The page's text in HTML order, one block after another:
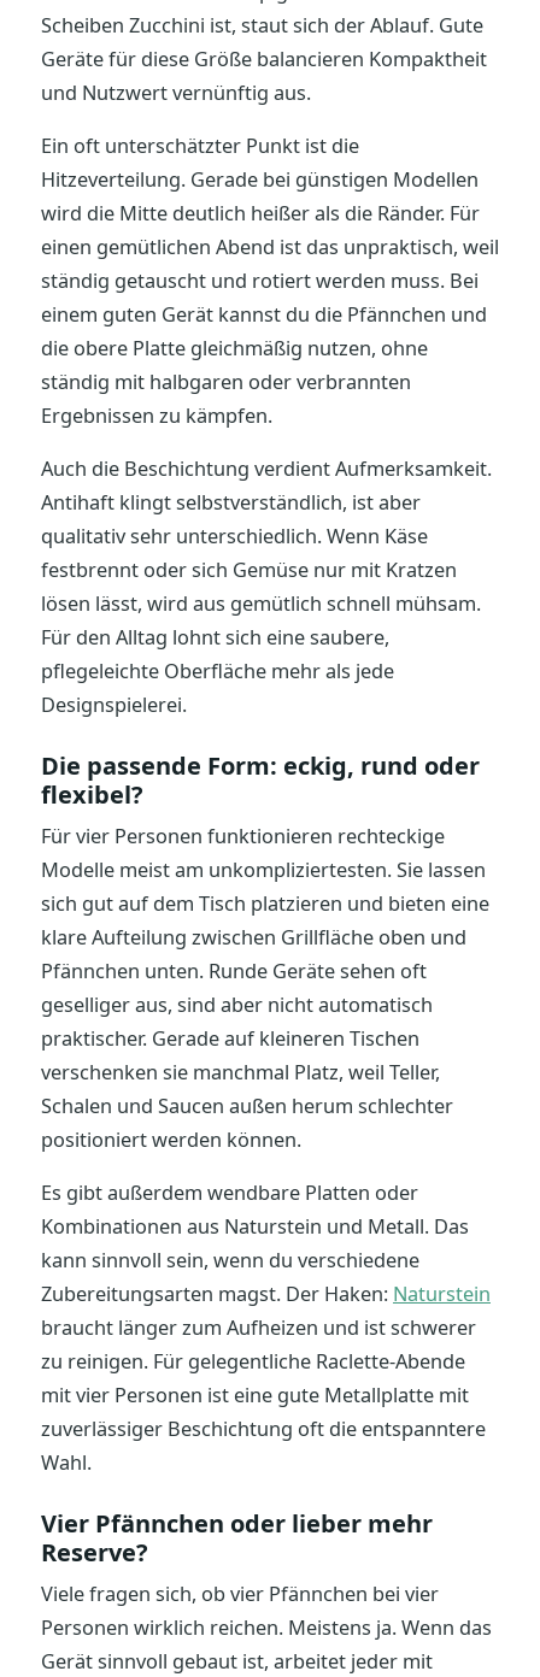
Scheiben Zucchini ist, staut sich der Ablauf. Gute
Geräte für diese Größe balancieren Kompaktheit
und Nutzwert vernünftig aus.
Ein oft unterschätzter Punkt ist die
Hitzeverteilung. Gerade bei günstigen Modellen
wird die Mitte deutlich heißer als die Ränder. Für
einen gemütlichen Abend ist das unpraktisch, weil
ständig getauscht und rotiert werden muss. Bei
einem guten Gerät kannst du die Pfännchen und
die obere Platte gleichmäßig nutzen, ohne
ständig mit halbgaren oder verbrannten
Ergebnissen zu kämpfen.
Auch die Beschichtung verdient Aufmerksamkeit.
Antihaft klingt selbstverständlich, ist aber
qualitativ sehr unterschiedlich. Wenn Käse
festbrennt oder sich Gemüse nur mit Kratzen
lösen lässt, wird aus gemütlich schnell mühsam.
Für den Alltag lohnt sich eine saubere,
pflegeleichte Oberfläche mehr als jede
Designspielerei.
Die passende Form: eckig, rund oder
flexibel?
Für vier Personen funktionieren rechteckige
Modelle meist am unkompliziertesten. Sie lassen
sich gut auf dem Tisch platzieren und bieten eine
klare Aufteilung zwischen Grillfläche oben und
Pfännchen unten. Runde Geräte sehen oft
geselliger aus, sind aber nicht automatisch
praktischer. Gerade auf kleineren Tischen
verschenken sie manchmal Platz, weil Teller,
Schalen und Saucen außen herum schlechter
positioniert werden können.
Es gibt außerdem wendbare Platten oder
Kombinationen aus Naturstein und Metall. Das
kann sinnvoll sein, wenn du verschiedene
Zubereitungsarten magst. Der Haken: Naturstein
braucht länger zum Aufheizen und ist schwerer
zu reinigen. Für gelegentliche Raclette-Abende
mit vier Personen ist eine gute Metallplatte mit
zuverlässiger Beschichtung oft die entspanntere
Wahl.
Vier Pfännchen oder lieber mehr
Reserve?
Viele fragen sich, ob vier Pfännchen bei vier
Personen wirklich reichen. Meistens ja. Wenn das
Gerät sinnvoll gebaut ist, arbeitet jeder mit